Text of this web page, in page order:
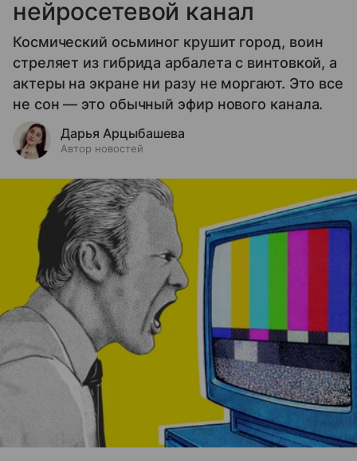
нейросетевой канал
Космический осьминог крушит город, воин
стреляет из гибрида арбалета с винтовкой, а
актеры на экране ни разу не моргают. Это все
не сон — это обычный эфир нового канала.
Дарья Арцыбашева
Автор новостей